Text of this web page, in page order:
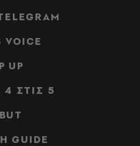
VOICE
UP
ΣΤΙΣ 5
GUIDE